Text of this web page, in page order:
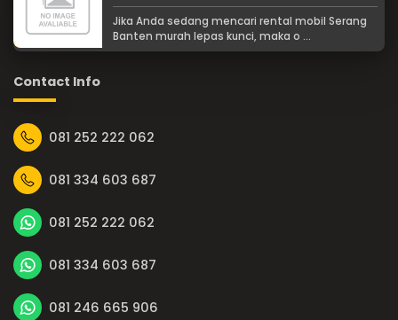
Jika Anda sedang mencari rental mobil Serang
Banten murah lepas kunci, maka o ...
Contact Info
081 252 222 062
081 334 603 687
081 252 222 062
081 334 603 687
081 246 665 906